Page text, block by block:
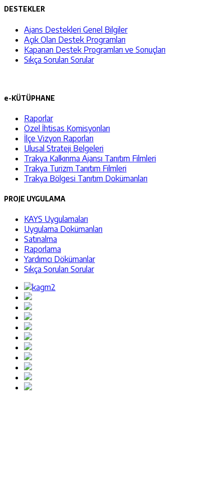
DESTEKLER
Ajans Destekleri Genel Bilgiler
Açık Olan Destek Programları
Kapanan Destek Programları ve Sonuçları
Sıkça Sorulan Sorular
e-KÜTÜPHANE
Raporlar
Özel İhtisas Komisyonları
İlçe Vizyon Raporları
Ulusal Strateji Belgeleri
Trakya Kalkınma Ajansı Tanıtım Filmleri
Trakya Turizm Tanıtım Filmleri
Trakya Bölgesi Tanıtım Dokümanları
PROJE UYGULAMA
KAYS Uygulamaları
Uygulama Dokümanları
Satınalma
Raporlama
Yardımcı Dökümanlar
Sıkça Sorulan Sorular